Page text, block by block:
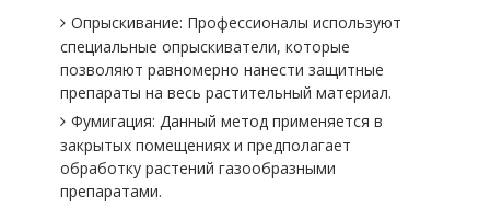
Опрыскивание: Профессионалы используют
специальные опрыскиватели, которые
позволяют равномерно нанести защитные
препараты на весь растительный материал.
Фумигация: Данный метод применяется в
закрытых помещениях и предполагает
обработку растений газообразными
препаратами.